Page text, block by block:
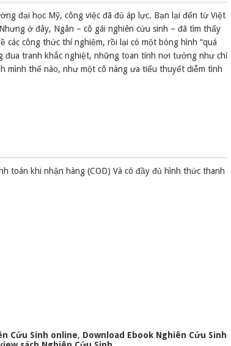
đại học Mỹ, công việc đã đủ áp lực. Bạn lại đến từ Việt
ở đây, Ngân – cô gái nghiên cứu sinh – đã tìm thấy
công thức thí nghiệm, rồi lại có một bóng hình “quá
đua tranh khắc nghiệt, những toan tính nơi tưởng như chỉ
mình thế nào, như một cô nàng ưa tiểu thuyết diễm tình
toán khi nhận hàng (COD) Và có đầy đủ hình thức thanh
Cứu Sinh online, Download Ebook Nghiên Cứu Sinh